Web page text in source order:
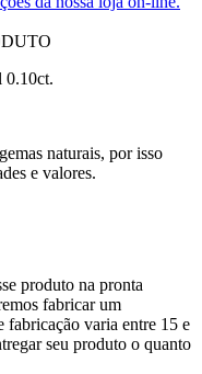
0.10ct.
naturais, por isso
e valores.
produto na pronta
fabricar um
fabricação varia entre 15 e
seu produto o quanto